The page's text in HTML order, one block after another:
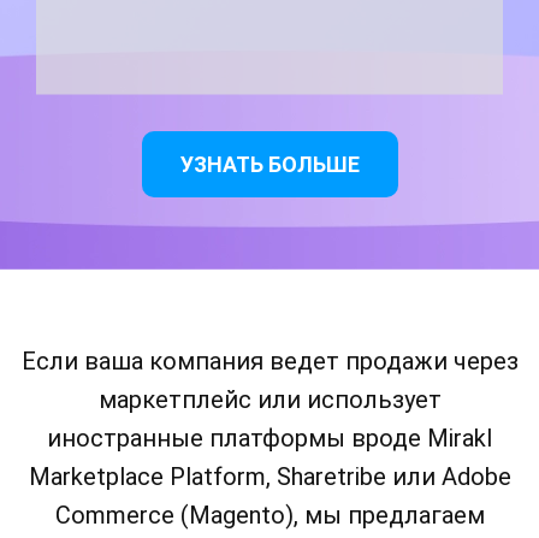
УЗНАТЬ БОЛЬШЕ
Если ваша компания ведет продажи через
маркетплейс или использует
иностранные платформы вроде Mirakl
Marketplace Platform, Sharetribe или Adobe
Commerce (Magento), мы предлагаем